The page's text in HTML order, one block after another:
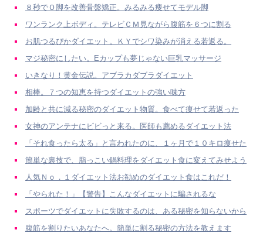
８秒でＯ脚を改善骨盤矯正。みるみる痩せてモデル脚
ワンランク上ボディ。テレビＣＭ見ながら腹筋を６つに割る
お肌つるぴかダイエット。ＫＹでシワ染みが消える若返る。
マジ秘密にしたい。Eカップも夢じゃない巨乳マッサージ
いきなり！黄金伝説。アブラカダブラダイエット
相棒。７つの知恵を持つダイエットの強い味方
加齢と共に減る秘密のダイエット物質。食べて痩せて若返った
女神のアンテナにビビっと来る。医師も薦めるダイエット法
「それ食ったら太る」と言われたのに、１ヶ月で１０キロ痩せた
簡単な裏技で、脂っこい鍋料理をダイエット食に変えてみせよう
人気Ｎｏ．１ダイエット法お勧めのダイエット食はこれだ！
「やられた！」【警告】こんなダイエットに騙されるな
スポーツでダイエットに失敗するのは、ある秘密を知らないから
腹筋を割りたいあなたへ。簡単に割る秘密の方法を教えます